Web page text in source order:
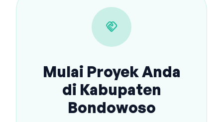
handshake
Mulai Proyek Anda
di Kabupaten
Bondowoso